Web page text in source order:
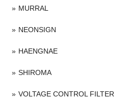
MURRAL
NEONSIGN
HAENGNAE
SHIROMA
VOLTAGE CONTROL FILTER